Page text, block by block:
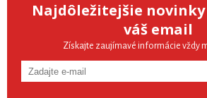
Najdôležitejšie
váš email
Získajte zaujímavé informácie vždy